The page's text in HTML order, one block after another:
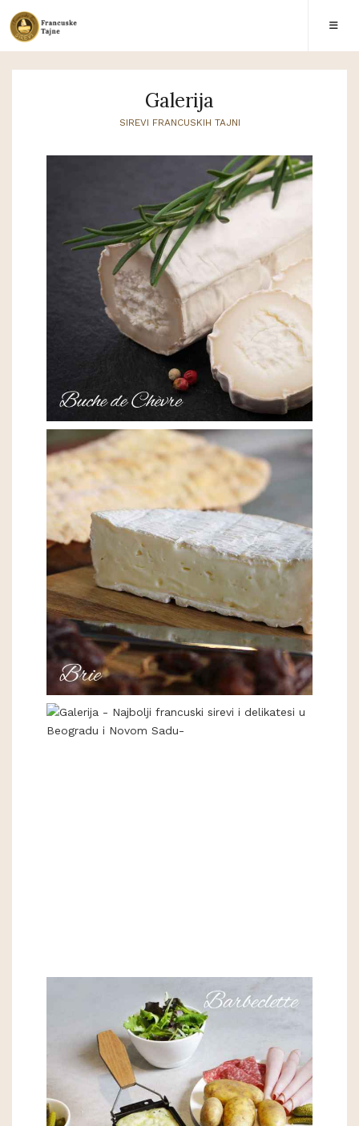
Galerija
SIREVI FRANCUSKIH TAJNI